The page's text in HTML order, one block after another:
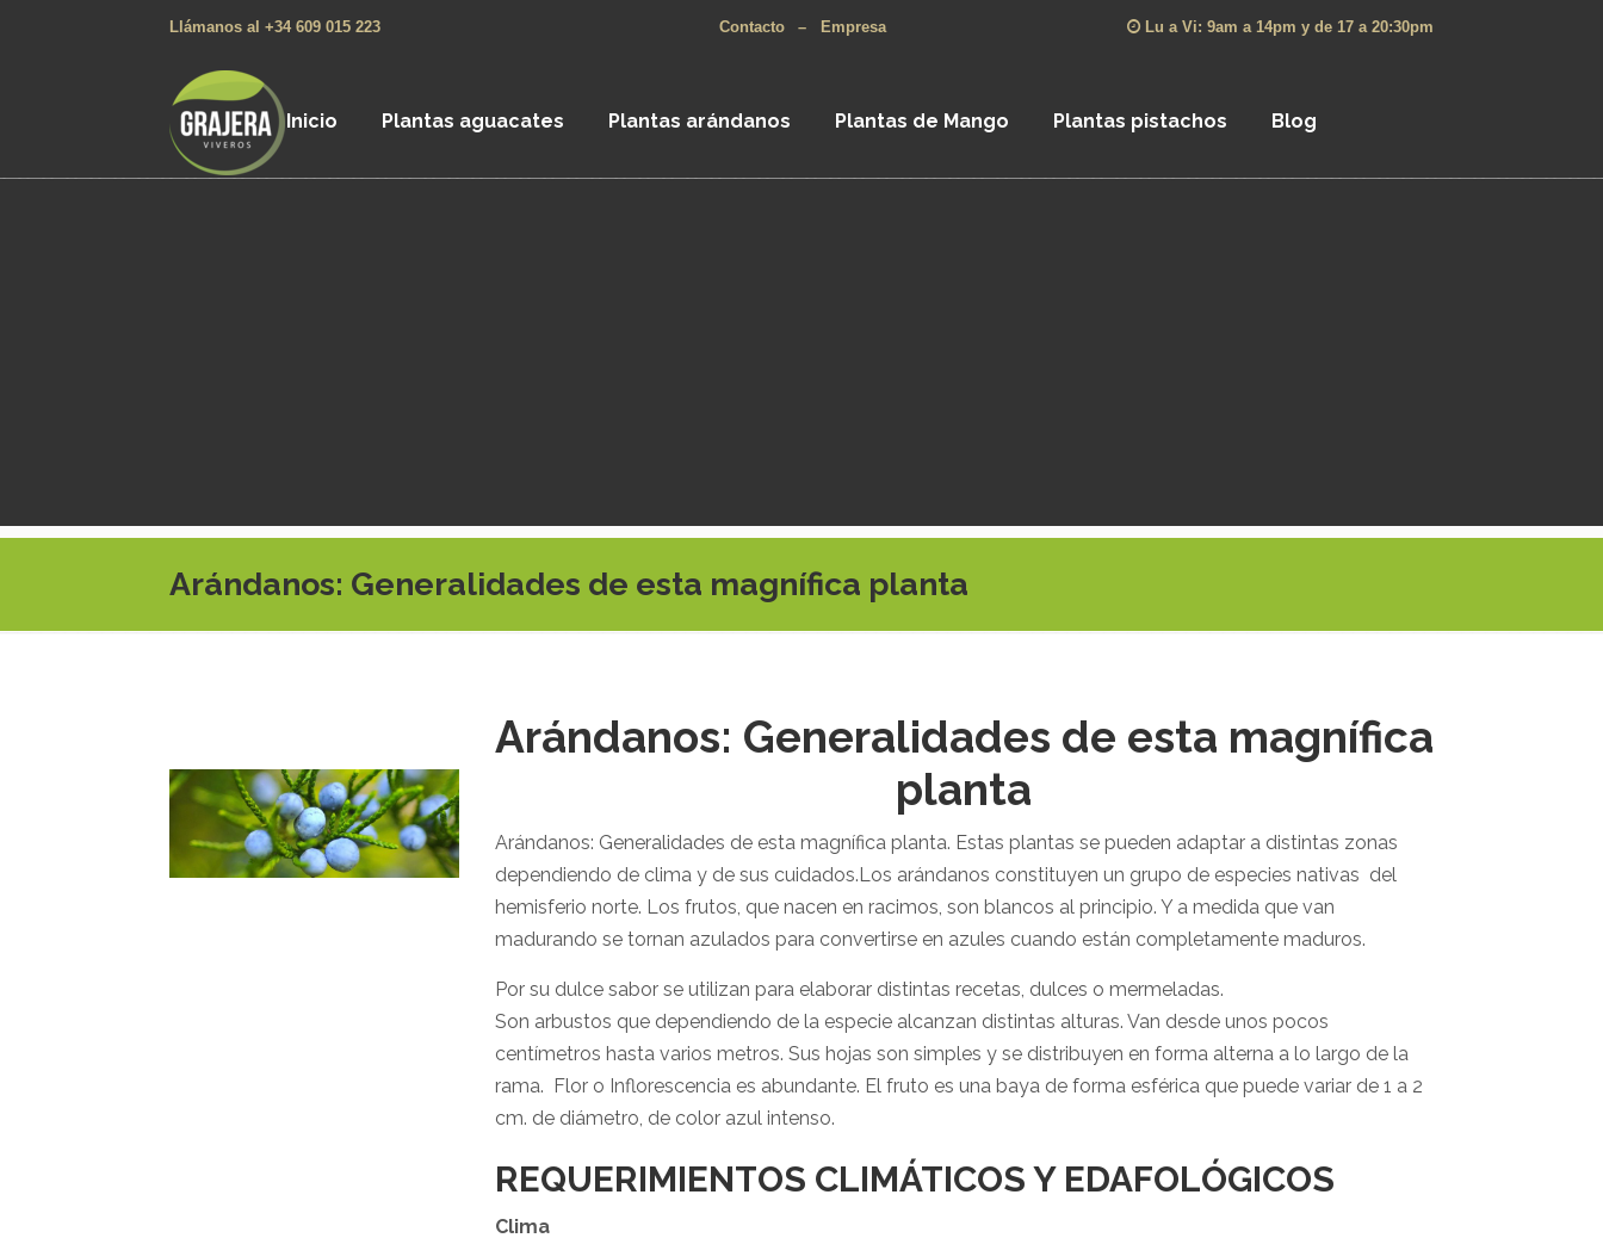
Llámanos al +34 609 015 223 Contacto – Empresa Lu a Vi: 9am a 14pm y de 17 a 20:30pm
Inicio Plantas aguacates Plantas arándanos Plantas de Mango Plantas pistachos Blog
Arándanos: Generalidades de esta magnífica planta
Arándanos: Generalidades de esta magnífica
planta
Arándanos: Generalidades de esta magnífica planta. Estas plantas se pueden adaptar a distintas zonas
dependiendo de clima y de sus cuidados.Los arándanos constituyen un grupo de especies nativas del
hemisferio norte. Los frutos, que nacen en racimos, son blancos al principio. Y a medida que van
madurando se tornan azulados para convertirse en azules cuando están completamente maduros.
Por su dulce sabor se utilizan para elaborar distintas recetas, dulces o mermeladas.
Son arbustos que dependiendo de la especie alcanzan distintas alturas. Van desde unos pocos
centímetros hasta varios metros. Sus hojas son simples y se distribuyen en forma alterna a lo largo de la
rama. Flor o Inflorescencia es abundante. El fruto es una baya de forma esférica que puede variar de 1 a 2
cm. de diámetro, de color azul intenso.
REQUERIMIENTOS CLIMÁTICOS Y EDAFOLÓGICOS
Clima